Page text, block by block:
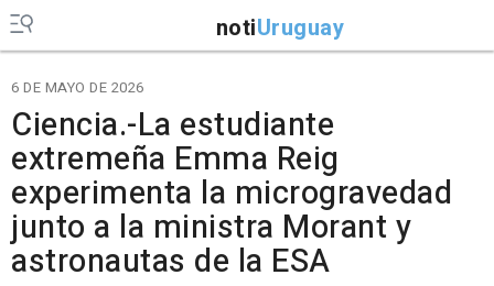
notiUruguay
6 DE MAYO DE 2026
Ciencia.-La estudiante
extremeña Emma Reig
experimenta la microgravedad
junto a la ministra Morant y
astronautas de la ESA